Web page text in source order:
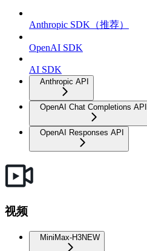
Anthropic SDK（推荐）
OpenAI SDK
AI SDK
Anthropic API
OpenAI Chat Completions API
OpenAI Responses API
视频
MiniMax-H3NEW